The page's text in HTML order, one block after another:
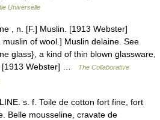
Universelle
, n. [F.] Muslin. [1913 Webster]
of wool.] Muslin delaine. See
glass}, a kind of thin blown glassware,
[1913 Webster] …
The Collaborative
s. f. Toile de cotton fort fine, fort
Belle mousseline, cravate de